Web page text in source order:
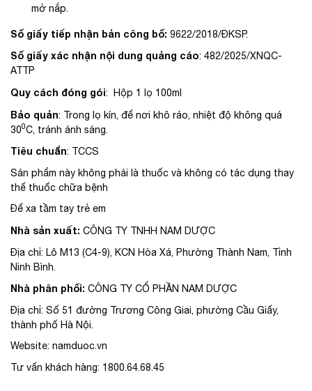
mở nắp.
Số giấy tiếp nhận bản công bố: 9622/2018/ĐKSP.
Số giấy xác nhận nội dung quảng cáo: 482/2025/XNQC-
ATTP
Quy cách đóng gói: Hộp 1 lọ 100ml
Bảo quản: Trong lọ kín, để nơi khô ráo, nhiệt độ không quá
300C, tránh ánh sáng.
Tiêu chuẩn: TCCS
Sản phẩm này không phải là thuốc và không có tác dụng thay
thế thuốc chữa bệnh
Để xa tầm tay trẻ em
Nhà sản xuất: CÔNG TY TNHH NAM DƯỢC
Địa chỉ: Lô M13 (C4-9), KCN Hòa Xá, Phường Thành Nam, Tỉnh
Ninh Bình.
Nhà phân phối: CÔNG TY CỔ PHẦN NAM DƯỢC
Địa chỉ: Số 51 đường Trương Công Giai, phường Cầu Giấy,
thành phố Hà Nội.
Website: namduoc.vn
Tư vấn khách hàng: 1800.64.68.45